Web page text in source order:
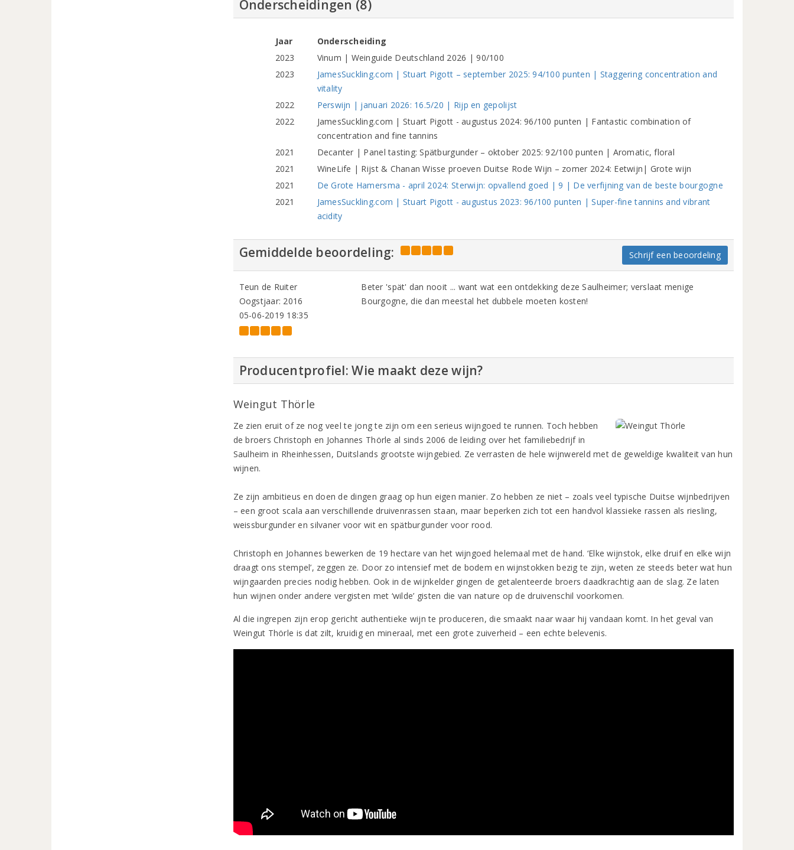
Onderscheidingen (8)
Jaar
Onderscheiding
2023
Vinum | Weinguide Deutschland 2026 | 90/100
2023
JamesSuckling.com | Stuart Pigott – september 2025: 94/100 punten | Staggering concentration and
vitality
2022
Perswijn | januari 2026: 16.5/20 | Rijp en gepolijst
2022
JamesSuckling.com | Stuart Pigott - augustus 2024: 96/100 punten | Fantastic combination of
concentration and fine tannins
2021
Decanter | Panel tasting: Spätburgunder – oktober 2025: 92/100 punten | Aromatic, floral
2021
WineLife | Rijst & Chanan Wisse proeven Duitse Rode Wijn – zomer 2024: Eetwijn| Grote wijn
2021
De Grote Hamersma - april 2024: Sterwijn: opvallend goed | 9 | De verfijning van de beste bourgogne
2021
JamesSuckling.com | Stuart Pigott - augustus 2023: 96/100 punten | Super-fine tannins and vibrant
acidity
Gemiddelde beoordeling: Schrijf een beoordeling
Teun de Ruiter
Oogstjaar: 2016
05-06-2019 18:35
Beter 'spät' dan nooit ... want wat een ontdekking deze Saulheimer; verslaat menige
Bourgogne, die dan meestal het dubbele moeten kosten!
Producentprofiel: Wie maakt deze wijn?
Weingut Thörle
Ze zien eruit of ze nog veel te jong te zijn om een serieus wijngoed te runnen. Toch hebben
de broers Christoph en Johannes Thörle al sinds 2006 de leiding over het familiebedrijf in
Saulheim in Rheinhessen, Duitslands grootste wijngebied. Ze verrasten de hele wijnwereld met de geweldige kwaliteit van hun
wijnen.
Ze zijn ambitieus en doen de dingen graag op hun eigen manier. Zo hebben ze niet – zoals veel typische Duitse wijnbedrijven
– een groot scala aan verschillende druivenrassen staan, maar beperken zich tot een handvol klassieke rassen als riesling,
weissburgunder en silvaner voor wit en spätburgunder voor rood.
Christoph en Johannes bewerken de 19 hectare van het wijngoed helemaal met de hand. ‘Elke wijnstok, elke druif en elke wijn
draagt ons stempel’, zeggen ze. Door zo intensief met de bodem en wijnstokken bezig te zijn, weten ze steeds beter wat hun
wijngaarden precies nodig hebben. Ook in de wijnkelder gingen de getalenteerde broers daadkrachtig aan de slag. Ze laten
hun wijnen onder andere vergisten met ‘wilde’ gisten die van nature op de druivenschil voorkomen.
Al die ingrepen zijn erop gericht authentieke wijn te produceren, die smaakt naar waar hij vandaan komt. In het geval van
Weingut Thörle is dat zilt, kruidig en mineraal, met een grote zuiverheid – een echte belevenis.